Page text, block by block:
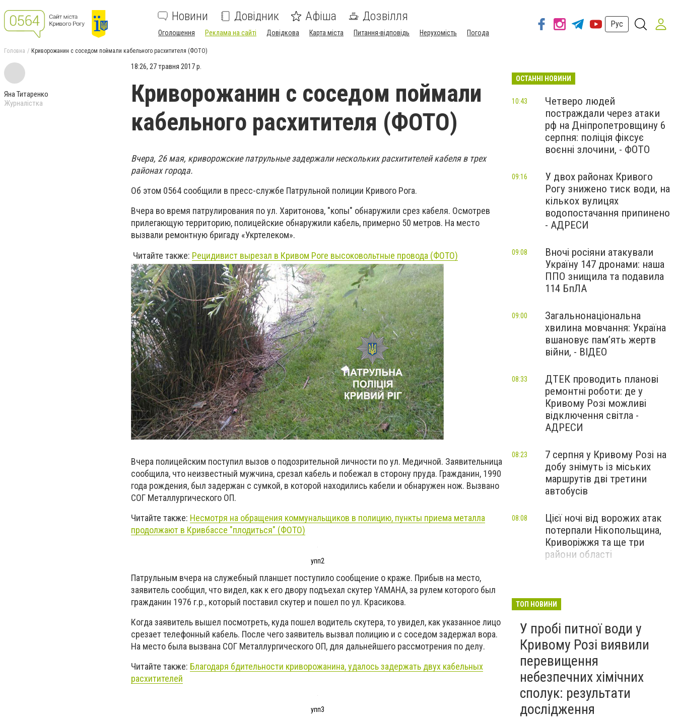
Новини Довідник Афіша Дозвілля
Оголошення Реклама на сайті Довідкова Карта міста Питання-відповідь Нерухомість Погода
Рус
Головна Криворожанин с соседом поймали кабельного расхитителя (ФОТО)
Яна Титаренко
Журналістка
18:26, 27 травня 2017 р.
Криворожанин с соседом поймали
кабельного расхитителя (ФОТО)
Вчера, 26 мая, криворожские патрульные задержали нескольких расхитителей кабеля в трех
районах города.
Об этом 0564 сообщили в пресс-службе Патрульной полиции Кривого Рога.
Вчера во время патрулирования по ул. Харитонова, "копы" обнаружили срез кабеля. Осмотрев
прилегающую территорию, полицейские обнаружили кабель, примерно 50 метров. На место
вызвали ремонтную бригаду «Укртелеком».
Читайте также: Рецидивист вырезал в Кривом Роге высоковольтные провода (ФОТО)
Вчера полицейским поступил вызов о подозрительной личности по ул. Медичной. Заявительница
сообщила, что неизвестный мужчина, срезал кабель и побежал в сторону пруда. Гражданин, 1990
года рождения, был задержан с сумкой, в которой находились кабели и обнаружен нож. Вызвано
СОГ Металлургического ОП.
Читайте также: Несмотря на обращения коммунальщиков в полицию, пункты приема металла
продолжают в Кривбассе "плодиться" (ФОТО)
упп2
Патрульным вчера на служебный планшет поступило сообщение о краже. Прибыв на место,
заявитель сообщил, что видел, как к его двору подъехал скутер YAMAHA, за рулем которого был
гражданин 1976 г.р., который поставил скутер и пошел по ул. Красикова.
Когда заявитель вышел посмотреть, куда пошел водитель скутера, то увидел, как указанное лицо
срезает телефонный кабель. После чего заявитель вызвал полицию и с соседом задержал вора.
На место была вызвана СОГ Металлургического ОП, для дальнейшего рассмотрения по делу.
Читайте также: Благодаря бдительности криворожанина, удалось задержать двух кабельных
расхитителей
упп3
ОСТАННІ НОВИНИ
Четверо людей
постраждали через атаки
рф на Дніпропетровщину 6
серпня: поліція фіксує
воєнні злочини, - ФОТО
10:43
У двох районах Кривого
Рогу знижено тиск води, на
кількох вулицях
водопостачання припинено
- АДРЕСИ
09:16
Вночі росіяни атакували
Україну 147 дронами: наша
ППО знищила та подавила
114 БпЛА
09:08
Загальнонаціональна
хвилина мовчання: Україна
вшановує пам’ять жертв
війни, - ВІДЕО
09:00
ДТЕК проводить планові
ремонтні роботи: де у
Кривому Розі можливі
відключення світла -
АДРЕСИ
08:33
7 серпня у Кривому Розі на
добу знімуть із міських
маршрутів дві третини
автобусів
08:23
Цієї ночі від ворожих атак
потерпали Нікопольщина,
Криворіжжя та ще три
райони області
08:08
день з ясним небом
ТОП НОВИНИ
У пробі питної води у
Кривому Розі виявили
перевищення
небезпечних хімічних
сполук: результати
дослідження